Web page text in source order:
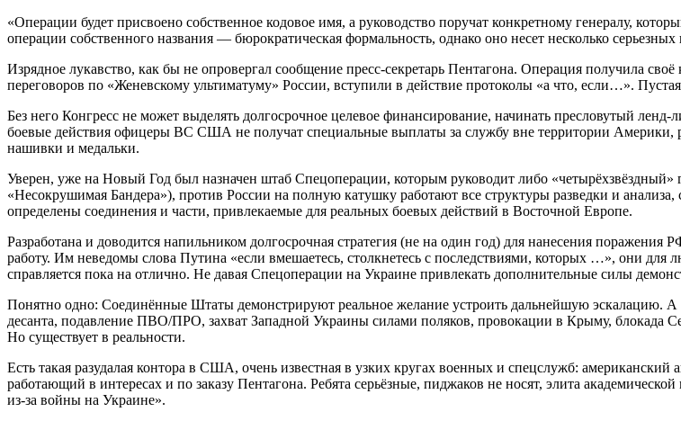
«Операции будет присвоено собственное кодовое имя, а руководство поручат конкретному генералу,
операции собственного названия — бюрократическая формальность, однако оно несет несколько
Изрядное лукавство, как бы не опровергал сообщение пресс-секретарь Пентагона. Операция получила
переговоров по «Женевскому ультиматуму» России, вступили в действие протоколы «а что, если…».
Без него Конгресс не может выделять долгосрочное целевое финансирование, начинать пресловутый
боевые действия офицеры ВС США не получат специальные выплаты за службу вне территории Америки,
нашивки и медальки.
Уверен, уже на Новый Год был назначен штаб Спецоперации, которым руководит либо
«Несокрушимая Бандера»), против России на полную катушку работают все структуры разведки и
определены соединения и части, привлекаемые для реальных боевых действий в Восточной Европе.
Разработана и доводится напильником долгосрочная стратегия (не на один год) для нанесения
работу. Им неведомы слова Путина «если вмешаетесь, столкнетесь с последствиями, которых …», они
справляется пока на отлично. Не давая Спецоперации на Украине привлекать дополнительные силы
Понятно одно: Соединённые Штаты демонстрируют реальное желание устроить дальнейшую эскалацию. А
десанта, подавление ПВО/ПРО, захват Западной Украины силами поляков, провокации в Крыму, блокада
Но существует в реальности.
Есть такая разудалая контора в США, очень известная в узких кругах военных и спецслужб:
работающий в интересах и по заказу Пентагона. Ребята серьёзные, пиджаков не носят, элита
из-за войны на Украине».